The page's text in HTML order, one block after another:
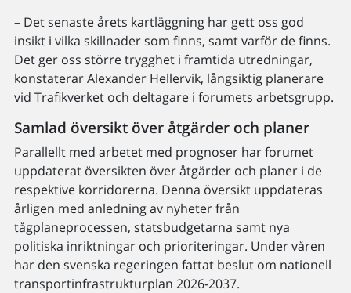
– Det senaste årets kartläggning har gett oss god
insikt i vilka skillnader som finns, samt varför de finns.
Det ger oss större trygghet i framtida utredningar,
konstaterar Alexander Hellervik, långsiktig planerare
vid Trafikverket och deltagare i forumets arbetsgrupp.
Samlad översikt över åtgärder och planer
Parallellt med arbetet med prognoser har forumet
uppdaterat översikten över åtgärder och planer i de
respektive korridorerna. Denna översikt uppdateras
årligen med anledning av nyheter från
tågplaneprocessen, statsbudgetarna samt nya
politiska inriktningar och prioriteringar. Under våren
har den svenska regeringen fattat beslut om nationell
transportinfrastrukturplan 2026-2037.